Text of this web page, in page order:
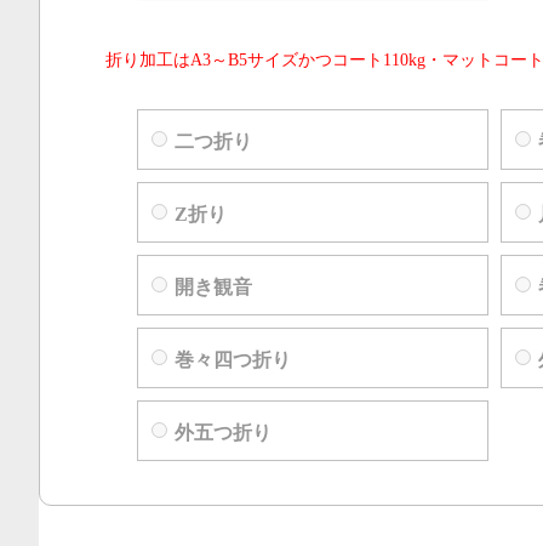
折り加工はA3～B5サイズかつコート110kg・マットコー
二つ折り
Z折り
開き観音
巻々四つ折り
外五つ折り